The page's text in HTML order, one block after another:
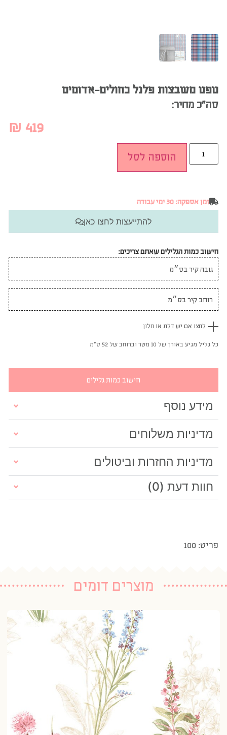
טפט משבצות פלנל כחולים-אדומים
סה”כ מחיר:
₪ 419
הוספה לסל
זמן אספקה: 30 ימי עבודה
להתייעצות לחצו כאן
חישוב כמות הגלילים שאתם צריכים:
לחצו אם יש דלת או חלון
כל גליל מגיע באורך של 10 מטר וברוחב של 52 ס"מ
חישוב כמות גלילים
מידע נוסף
מדיניות משלוחים
מדיניות החזרות וביטולים
חוות דעת (0)
פריט: 100
מוצרים דומים